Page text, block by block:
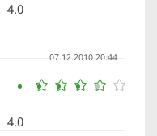
4.0
07.12.2010 20:44
4.0